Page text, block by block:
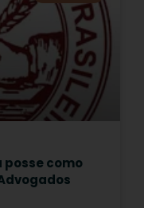
posse como